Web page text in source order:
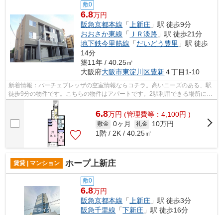
敷0
6.8万円
阪急京都本線 「 上新庄 」駅 徒歩9分
おおさか東線 「 ＪＲ淡路 」駅 徒歩21分
地下鉄今里筋線 「だいどう豊里 」駅 徒歩
14分
築11年 / 40.25㎡
大阪府大阪市東淀川区豊新４丁目1-10
新着情報：パーチェブレッザの空室情報ならコチラ。高いニーズのある、駅
徒歩9分の物件です。こちらの物件はアパートです。2駅利用できる場所にあ
るので利便性が高いです。大阪市東淀...
6.8万円 (管理費等：4,100円 )
敷金 0ヶ月 礼金
10万円
1階 / 2K / 40.25㎡
賃貸 | マンション ホープ上新庄
敷0
6.8万円
阪急京都本線 「上新庄 」駅 徒歩3分
阪急千里線 「下新庄 」駅 徒歩16分